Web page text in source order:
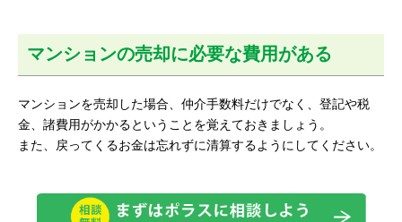
マンションの売却に必要な費用がある
マンションを売却した場合、仲介手数料だけでなく、登記や税
金、諸費用がかかるということを覚えておきましょう。
また、戻ってくるお金は忘れずに清算するようにしてください。